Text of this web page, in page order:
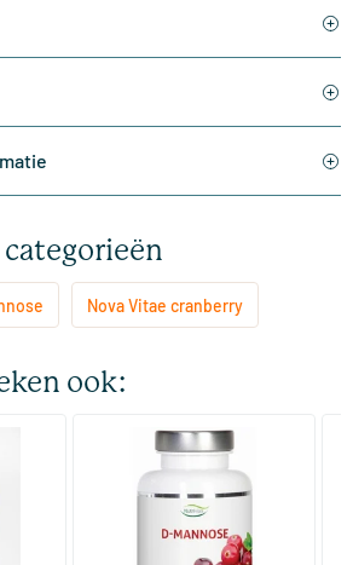
Nova Vitae cranberry
ook:
(1)